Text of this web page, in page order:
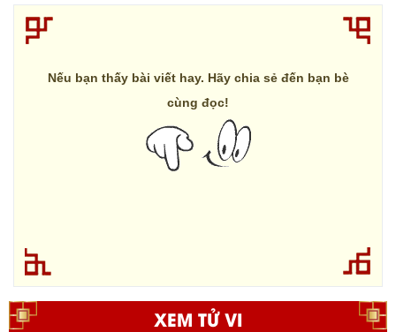
Nếu bạn thấy bài viết hay. Hãy chia sẻ đến bạn bè
cùng đọc!
XEM TỬ VI